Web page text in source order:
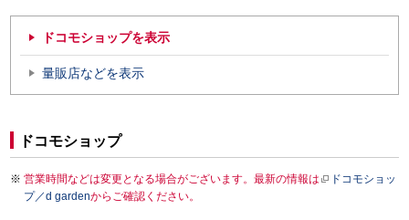
ドコモショップを表示
量販店などを表示
ドコモショップ
営業時間などは変更となる場合がございます。最新の情報は
ドコモショッ
プ／d gardenからご確認ください。